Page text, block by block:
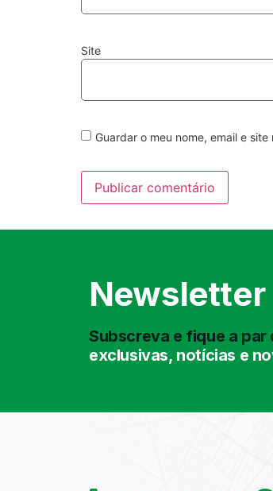
Site
Guardar o meu nome, email e
Newsletter
Subscreva e fique a par
exclusivas, notícias e